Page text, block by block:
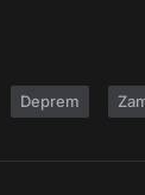
Deprem